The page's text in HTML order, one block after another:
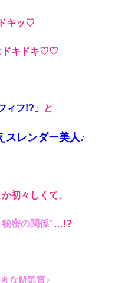
キッ♡
ドキドキ♡♡
ィフ!?」 と
スレンダー美人♪
初々しくて、
密の関係”…!?
なM気質♪